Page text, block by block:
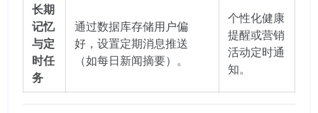
长期
记忆
与定
时任
务
通过数据库存储用户偏
好，设置定期消息推送
（如每日新闻摘要）。
个性化健康
提醒或营销
活动定时通
知。